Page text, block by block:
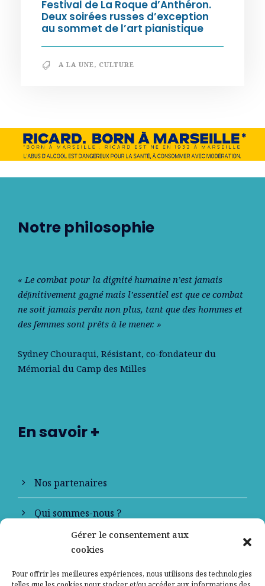
Gérer le consentement aux
cookies
Pour offrir les meilleures expériences, nous utilisons des technologies
Festival de La Roque d’Anthéron.
Deux soirées russes d’exception
au sommet de l’art pianistique
A LA UNE, CULTURE
Notre philosophie
« Le combat pour la dignité humaine n’est jamais
déﬁnitivement gagné mais l’essentiel est que ce combat
ne soit jamais perdu non plus, tant que des hommes et
des femmes sont prêts à le mener. »
Sydney Chouraqui, Résistant, co-fondateur du
Mémorial du Camp des Milles
En savoir +
Nos partenaires
Qui sommes-nous ?
Contactez-nous
Mentions légales